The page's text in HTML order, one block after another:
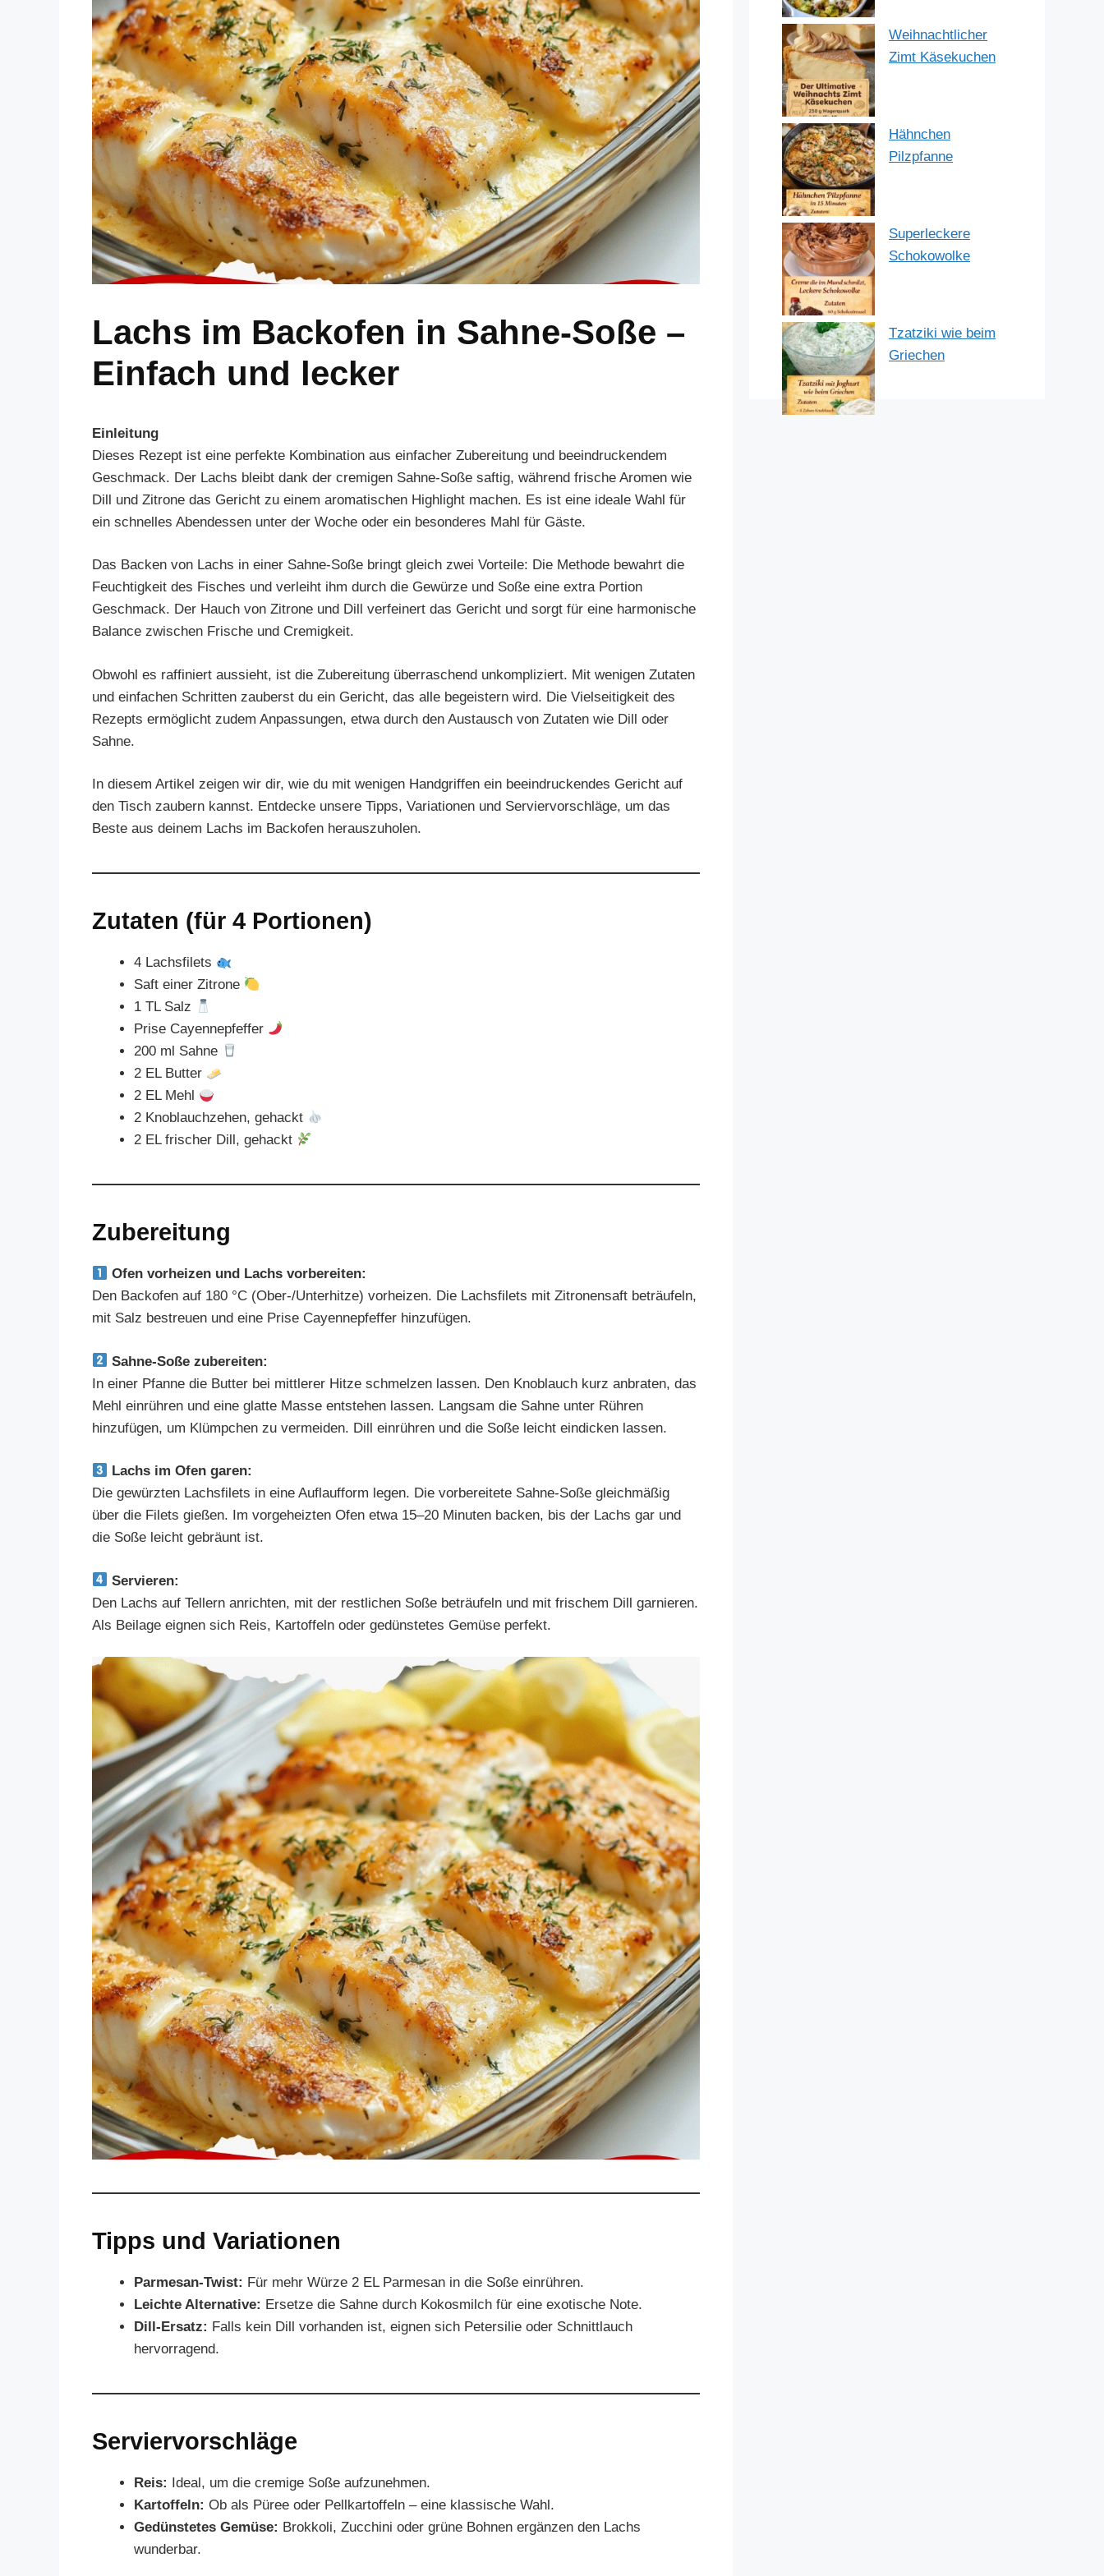
Lachs im Backofen in Sahne-Soße –
Einfach und lecker
Einleitung
Dieses Rezept ist eine perfekte Kombination aus einfacher Zubereitung und beeindruckendem
Geschmack. Der Lachs bleibt dank der cremigen Sahne-Soße saftig, während frische Aromen wie
Dill und Zitrone das Gericht zu einem aromatischen Highlight machen. Es ist eine ideale Wahl für
ein schnelles Abendessen unter der Woche oder ein besonderes Mahl für Gäste.
Das Backen von Lachs in einer Sahne-Soße bringt gleich zwei Vorteile: Die Methode bewahrt die
Feuchtigkeit des Fisches und verleiht ihm durch die Gewürze und Soße eine extra Portion
Geschmack. Der Hauch von Zitrone und Dill verfeinert das Gericht und sorgt für eine harmonische
Balance zwischen Frische und Cremigkeit.
Obwohl es raffiniert aussieht, ist die Zubereitung überraschend unkompliziert. Mit wenigen Zutaten
und einfachen Schritten zauberst du ein Gericht, das alle begeistern wird. Die Vielseitigkeit des
Rezepts ermöglicht zudem Anpassungen, etwa durch den Austausch von Zutaten wie Dill oder
Sahne.
In diesem Artikel zeigen wir dir, wie du mit wenigen Handgriffen ein beeindruckendes Gericht auf
den Tisch zaubern kannst. Entdecke unsere Tipps, Variationen und Serviervorschläge, um das
Beste aus deinem Lachs im Backofen herauszuholen.
Zutaten (für 4 Portionen)
4 Lachsfilets
Saft einer Zitrone
1 TL Salz
Prise Cayennepfeffer
200 ml Sahne
2 EL Butter
2 EL Mehl
2 Knoblauchzehen, gehackt
2 EL frischer Dill, gehackt
Zubereitung
Ofen vorheizen und Lachs vorbereiten:
Den Backofen auf 180 °C (Ober-/Unterhitze) vorheizen. Die Lachsfilets mit Zitronensaft beträufeln,
mit Salz bestreuen und eine Prise Cayennepfeffer hinzufügen.
Sahne-Soße zubereiten:
In einer Pfanne die Butter bei mittlerer Hitze schmelzen lassen. Den Knoblauch kurz anbraten, das
Mehl einrühren und eine glatte Masse entstehen lassen. Langsam die Sahne unter Rühren
hinzufügen, um Klümpchen zu vermeiden. Dill einrühren und die Soße leicht eindicken lassen.
Lachs im Ofen garen:
Die gewürzten Lachsfilets in eine Auflaufform legen. Die vorbereitete Sahne-Soße gleichmäßig
über die Filets gießen. Im vorgeheizten Ofen etwa 15–20 Minuten backen, bis der Lachs gar und
die Soße leicht gebräunt ist.
Servieren:
Den Lachs auf Tellern anrichten, mit der restlichen Soße beträufeln und mit frischem Dill garnieren.
Als Beilage eignen sich Reis, Kartoffeln oder gedünstetes Gemüse perfekt.
Tipps und Variationen
Parmesan-Twist: Für mehr Würze 2 EL Parmesan in die Soße einrühren.
Leichte Alternative: Ersetze die Sahne durch Kokosmilch für eine exotische Note.
Dill-Ersatz: Falls kein Dill vorhanden ist, eignen sich Petersilie oder Schnittlauch
hervorragend.
Serviervorschläge
Reis: Ideal, um die cremige Soße aufzunehmen.
Kartoffeln: Ob als Püree oder Pellkartoffeln – eine klassische Wahl.
Gedünstetes Gemüse: Brokkoli, Zucchini oder grüne Bohnen ergänzen den Lachs
wunderbar.
Weihnachtlicher
Zimt Käsekuchen
Hähnchen
Pilzpfanne
Superleckere
Schokowolke
Tzatziki wie beim
Griechen